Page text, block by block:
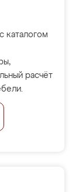
каталогом
расчёт